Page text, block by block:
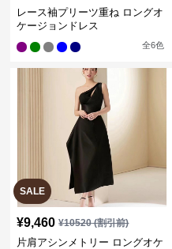
レース袖プリーツ重ね ロングオ
ケージョンドレス
全6色
SALE
¥9,460 ¥10520(割引前)
片肩アシンメトリー ロングオケ